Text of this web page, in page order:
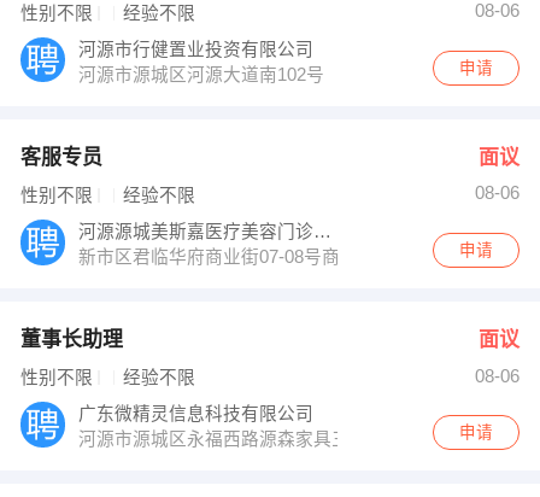
性别不限 经验不限
08-06
河源市行健置业投资有限公司
河源市源城区河源大道南102号
申请
客服专员 面议
性别不限 经验不限
08-06
河源源城美斯嘉医疗美容门诊有限公司
新市区君临华府商业街07-08号商铺A区
申请
董事长助理 面议
性别不限 经验不限
08-06
广东微精灵信息科技有限公司
河源市源城区永福西路源森家具三楼A区
申请